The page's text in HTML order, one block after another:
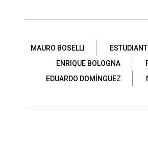
MAURO BOSELLI
ENRIQUE BOLOGNA
EDUARDO DOMÍNGUEZ